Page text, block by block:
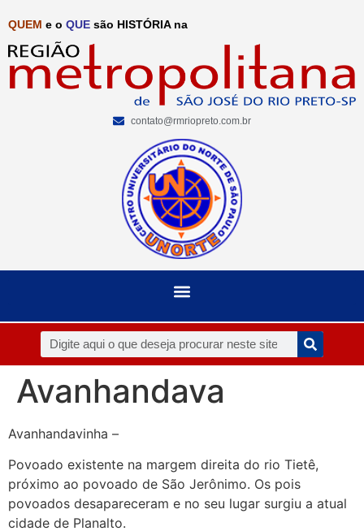
QUEM e o QUE são HISTÓRIA na
contato@rmriopreto.com.br
Avanhandava
Avanhandavinha –
Povoado existente na margem direita do rio Tietê,
próximo ao povoado de São Jerônimo. Os pois
povoados desapareceram e no seu lugar surgiu a atual
cidade de Planalto.